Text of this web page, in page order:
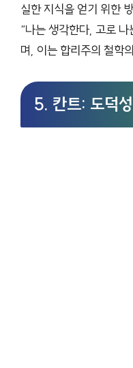
실한 지식을 얻기 위한
“나는 생각한다, 고로
며, 이는 합리주의 철학
5. 칸트: 도덕